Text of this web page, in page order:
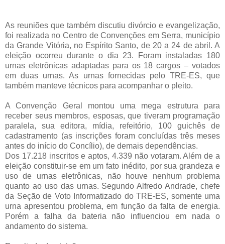
As reuniões que também discutiu divórcio e evangelização,
foi realizada no Centro de Convenções em Serra, município
da Grande Vitória, no Espírito Santo, de 20 a 24 de abril. A
eleição ocorreu durante o dia 23. Foram instaladas 180
urnas eletrônicas adaptadas para os 18 cargos – votados
em duas urnas. As urnas fornecidas pelo TRE-ES, que
também manteve técnicos para acompanhar o pleito.
A Convenção Geral montou uma mega estrutura para
receber seus membros, esposas, que tiveram programação
paralela, sua editora, mídia, refeitório, 100 guichês de
cadastramento (as inscrições foram concluídas três meses
antes do início do Concílio), de demais dependências.
Dos 17.218 inscritos e aptos, 4.339 não votaram. Além de a
eleição constituir-se em um fato inédito, por sua grandeza e
uso de urnas eletrônicas, não houve nenhum problema
quanto ao uso das urnas. Segundo Alfredo Andrade, chefe
da Seção de Voto Informatizado do TRE-ES, somente uma
urna apresentou problema, em função da falta de energia.
Porém a falha da bateria não influenciou em nada o
andamento do sistema.